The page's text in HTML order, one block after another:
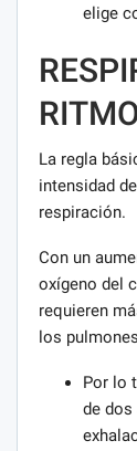
elige
La regla
intensidad
respiración.
Con un
oxígeno del
requieren
los
Por lo
de